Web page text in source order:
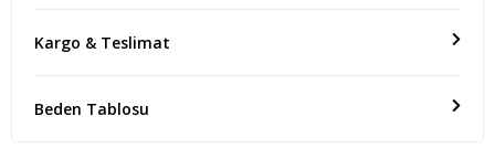
Kargo & Teslimat
Beden Tablosu